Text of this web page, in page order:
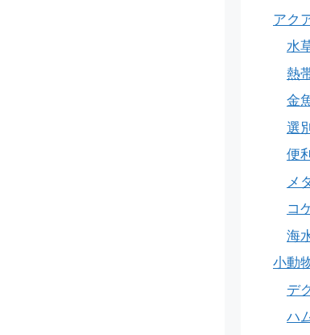
アク
水
熱
金
選
便
メ
コ
海
小動
デ
ハ